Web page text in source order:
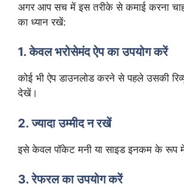
अगर आप सच में इस तरीके से कमाई करना
का ध्यान रखें:
1. केवल भरोसेमंद ऐप का उपयोग करें
कोई भी ऐप डाउनलोड करने से पहले उसकी
देखें।
2. ज्यादा उम्मीद न रखें
इसे केवल पॉकेट मनी या साइड इनकम के रूप
3. रेफरल का उपयोग करें